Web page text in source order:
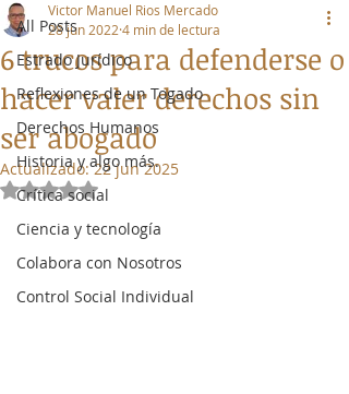
All Posts
Estrado Jurídico
Reflexiones de un Togado
Derechos Humanos
Historia y algo más.
Crítica social
Ciencia y tecnología
Colabora con Nosotros
Control Social Individual
6 trucos para defenderse o
hacer valer derechos sin
ser abogado
Victor Manuel Rios Mercado
28 jun 2022 4 min de lectura
Actualizado:22 jun 2025
Obtuvo NaN de 5 estrellas.